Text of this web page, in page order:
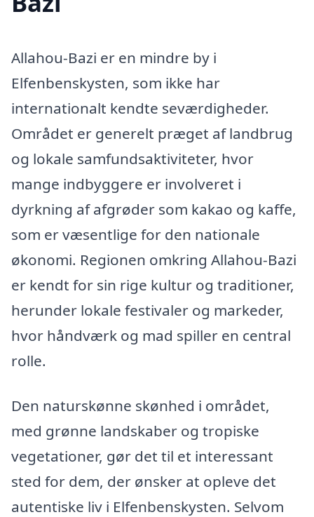
Allahou-Bazi er en mindre by i
Elfenbenskysten, som ikke har
internationalt kendte seværdigheder.
Området er generelt præget af landbrug
og lokale samfundsaktiviteter, hvor
mange indbyggere er involveret i
dyrkning af afgrøder som kakao og kaffe,
som er væsentlige for den nationale
økonomi. Regionen omkring Allahou-Bazi
er kendt for sin rige kultur og traditioner,
herunder lokale festivaler og markeder,
hvor håndværk og mad spiller en central
rolle.
Den naturskønne skønhed i området,
med grønne landskaber og tropiske
vegetationer, gør det til et interessant
sted for dem, der ønsker at opleve det
autentiske liv i Elfenbenskysten. Selvom